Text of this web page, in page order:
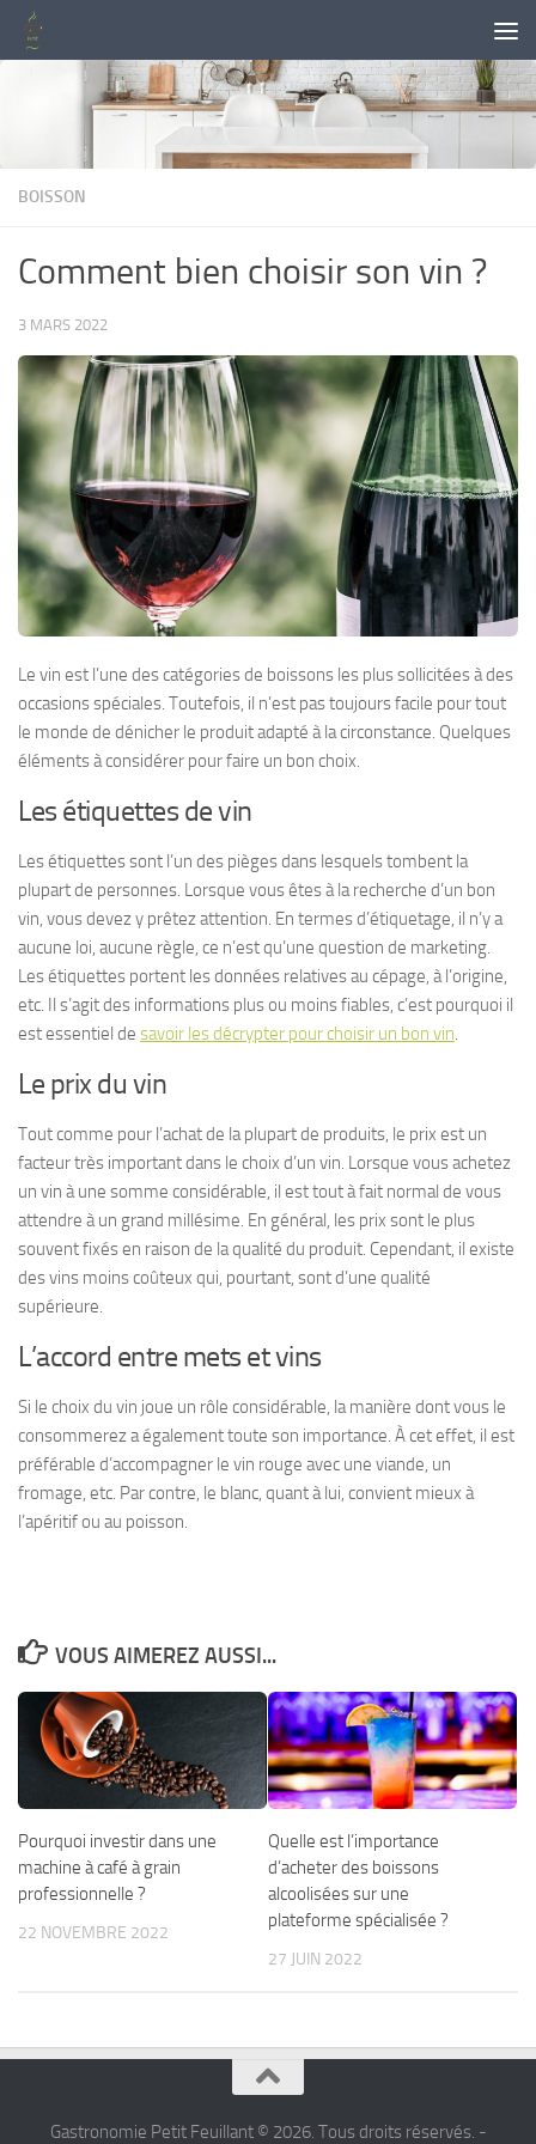
Skip to content
BOISSON
Comment bien choisir son vin ?
3 MARS 2022
Le vin est l’une des catégories de boissons les plus sollicitées à des
occasions spéciales. Toutefois, il n’est pas toujours facile pour tout
le monde de dénicher le produit adapté à la circonstance. Quelques
éléments à considérer pour faire un bon choix.
Les étiquettes de vin
Les étiquettes sont l’un des pièges dans lesquels tombent la
plupart de personnes. Lorsque vous êtes à la recherche d’un bon
vin, vous devez y prêtez attention. En termes d’étiquetage, il n’y a
aucune loi, aucune règle, ce n’est qu’une question de marketing.
Les étiquettes portent les données relatives au cépage, à l’origine,
etc. Il s’agit des informations plus ou moins fiables, c’est pourquoi il
est essentiel de savoir les décrypter pour choisir un bon vin.
Le prix du vin
Tout comme pour l’achat de la plupart de produits, le prix est un
facteur très important dans le choix d’un vin. Lorsque vous achetez
un vin à une somme considérable, il est tout à fait normal de vous
attendre à un grand millésime. En général, les prix sont le plus
souvent fixés en raison de la qualité du produit. Cependant, il existe
des vins moins coûteux qui, pourtant, sont d’une qualité
supérieure.
L’accord entre mets et vins
Si le choix du vin joue un rôle considérable, la manière dont vous le
consommerez a également toute son importance. À cet effet, il est
préférable d’accompagner le vin rouge avec une viande, un
fromage, etc. Par contre, le blanc, quant à lui, convient mieux à
l’apéritif ou au poisson.
VOUS AIMEREZ AUSSI...
Pourquoi investir dans une
machine à café à grain
professionnelle ?
22 NOVEMBRE 2022
Quelle est l’importance
d’acheter des boissons
alcoolisées sur une
plateforme spécialisée ?
27 JUIN 2022
Gastronomie Petit Feuillant © 2026. Tous droits réservés. -